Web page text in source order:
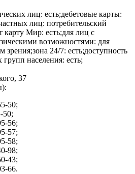
лиц: есть;дебетовые карты:
лиц: потребительский
карту Мир: есть;для лиц с
возможностями: для
24/7: есть;доступность
населения: есть;
37
50;
50;
56;
57;
58;
98;
43;
66.